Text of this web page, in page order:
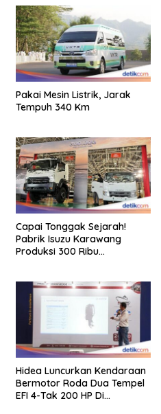
Pakai Mesin Listrik, Jarak
Tempuh 340 Km
Capai Tonggak Sejarah!
Pabrik Isuzu Karawang
Produksi 300 Ribu
Hidea Luncurkan Kendaraan
Bermotor Roda Dua Tempel
EFI 4-Tak 200 HP Di